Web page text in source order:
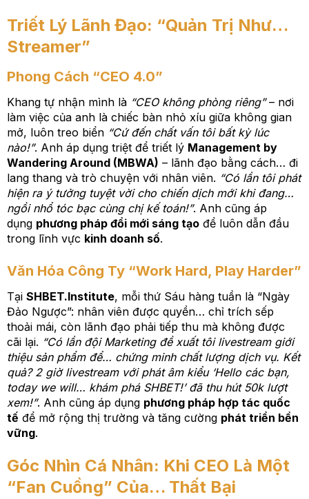
Triết Lý Lãnh Đạo: “Quản Trị Như…
Streamer”
Phong Cách “CEO 4.0”
Khang tự nhận mình là “CEO không phòng riêng”– nơi
làm việc của anh là chiếc bàn nhỏ xíu giữa không gian
mở, luôn treo biển “Cứ đến chất vấn tôi bất kỳ lúc
nào!”. Anh áp dụng triệt để triết lý Management by
Wandering Around (MBWA) – lãnh đạo bằng cách… đi
lang thang và trò chuyện với nhân viên. “Có lần tôi phát
hiện ra ý tưởng tuyệt vời cho chiến dịch mới khi đang…
ngồi nhổ tóc bạc cùng chị kế toán!”. Anh cũng áp
dụng phương pháp đổi mới sáng tạođể luôn dẫn đầu
trong lĩnh vực kinh doanh số.
Văn Hóa Công Ty “Work Hard, Play Harder”
Tại SHBET.Institute, mỗi thứ Sáu hàng tuần là “Ngày
Đảo Ngược”: nhân viên được quyền… chỉ trích sếp
thoải mái, còn lãnh đạo phải tiếp thu mà không được
cãi lại. “Có lần đội Marketing đề xuất tôi livestream giới
thiệu sản phẩm để… chứng minh chất lượng dịch vụ. Kết
quả? 2 giờ livestream với phát âm kiểu ‘Hello các bạn,
today we will… khám phá SHBET!’ đã thu hút 50k lượt
xem!”. Anh cũng áp dụng phương pháp hợp tác quốc
tế để mở rộng thị trường và tăng cường phát triển bền
vững.
Góc Nhìn Cá Nhân: Khi CEO Là Một
“Fan Cuồng” Của… Thất Bại